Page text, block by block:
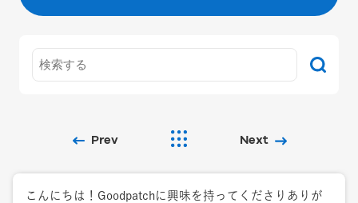
Prev Next
こんにちは！Goodpatchに興味を持ってくださりありが